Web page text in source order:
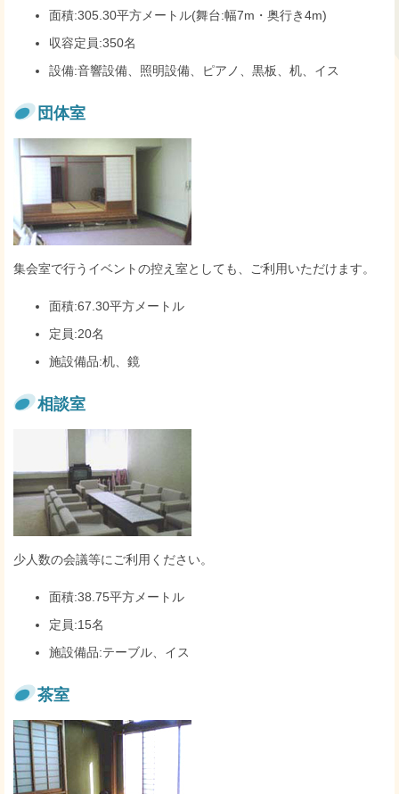
面積:305.30平方メートル(舞台:幅7m・奥行き4m)
収容定員:350名
設備:音響設備、照明設備、ピアノ、黒板、机、イス
団体室
集会室で行うイベントの控え室としても、ご利用いただけます。
面積:67.30平方メートル
定員:20名
施設備品:机、鏡
相談室
少人数の会議等にご利用ください。
面積:38.75平方メートル
定員:15名
施設備品:テーブル、イス
茶室